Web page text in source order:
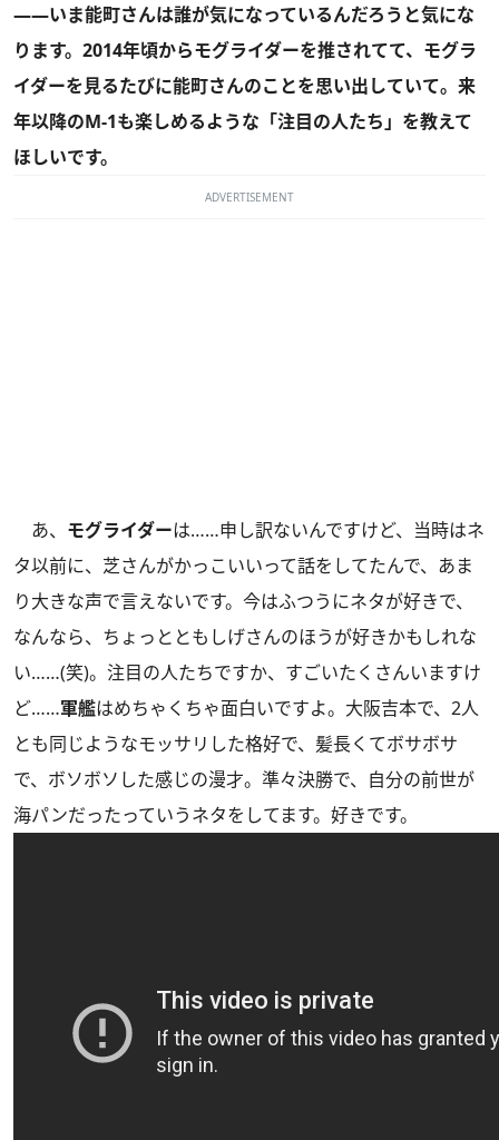
――いま能町さんは誰が気になっているんだろうと気にな
ります。2014年頃からモグライダーを推されてて、モグラ
イダーを見るたびに能町さんのことを思い出していて。来
年以降のM-1も楽しめるような「注目の人たち」を教えて
ほしいです。
ADVERTISEMENT
あ、 モグライダーは……申し訳ないんですけど、当時はネ
タ以前に、芝さんがかっこいいって話をしてたんで、あま
り大きな声で言えないです。今はふつうにネタが好きで、
なんなら、ちょっとともしげさんのほうが好きかもしれな
い……(笑)。注目の人たちですか、すごいたくさんいますけ
ど……軍艦はめちゃくちゃ面白いですよ。大阪吉本で、2人
とも同じようなモッサリした格好で、髪長くてボサボサ
で、ボソボソした感じの漫才。準々決勝で、自分の前世が
海パンだったっていうネタをしてます。好きです。